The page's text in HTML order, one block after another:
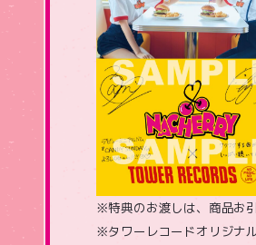
※特典のお渡しは、商品お
※タワーレコードオリジナ